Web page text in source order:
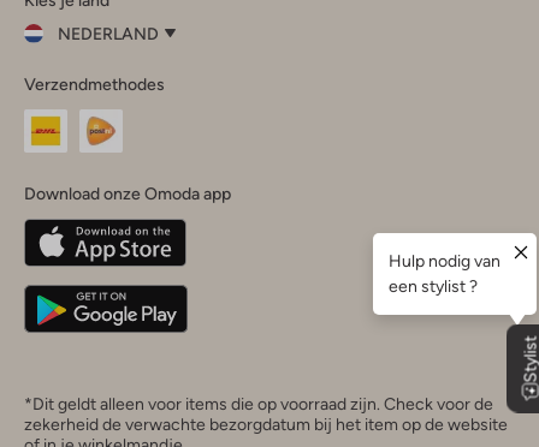
InstagramFacebook
NEDERLAND
je
land
Nederland
Belgique(Français)
Deutschland
Verzendmethodes
Download onze Omoda app
*Dit geldt alleen voor items die op voorraad zijn. Check voor de
zekerheid de verwachte bezorgdatum bij het item op de website